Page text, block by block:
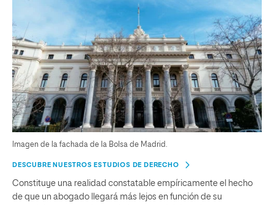
Imagen de la fachada de la Bolsa de Madrid.
DESCUBRE NUESTROS ESTUDIOS DE DERECHO
Constituye una realidad constatable empíricamente el hecho
de que un abogado llegará más lejos en función de su